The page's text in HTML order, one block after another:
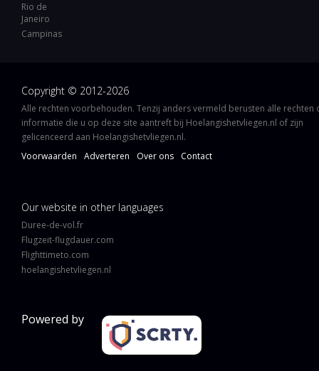
Rio de
Janeiro
Campinas
Copyright © 2012-2026
Alle rechten voorbehouden. Tenzij anders vermeld berusten alle rechten
informatie die u op deze site aantreft bij Hoelangishetvliegen.nl of zijn
gelicenceerd aan Hoelangishetvliegen.nl.
Voorwaarden
Adverteren Over ons Contact
Our website in other languages
Duree-de-vol.fr
Flugzeit-flugdauer.com
Flighttimeto.com
hoelangishetvliegen.nl
Powered by